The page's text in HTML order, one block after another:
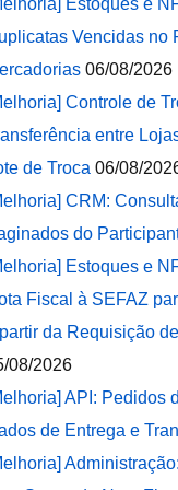
Estoques e
Vencidas no
06/08/2026
Controle de
entre
de Troca 06/08/
CRM:
do
Estoques e
Fiscal à SEFAZ
da Requisição
08/2026
API: Pedidos
de Entrega e